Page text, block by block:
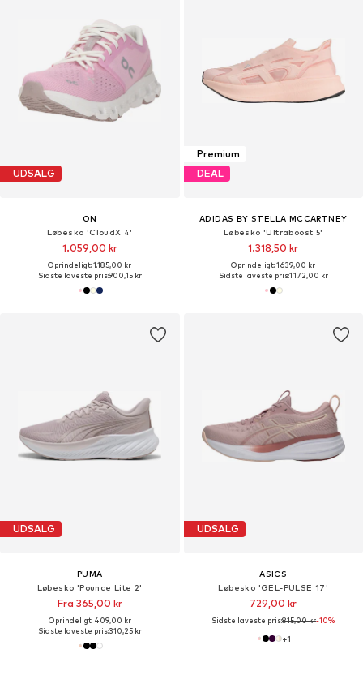
UDSALG
ON
Løbesko 'CloudX 4'
1.059,00 kr
Oprindeligt: 1.185,00 kr
Sidste laveste pris:900,15 kr
Premium
DEAL
ADIDAS BY STELLA MCCARTNEY
Løbesko 'Ultraboost 5'
1.318,50 kr
Oprindeligt: 1.639,00 kr
Sidste laveste pris:1.172,00 kr
UDSALG
PUMA
Løbesko 'Pounce Lite 2'
Fra 365,00 kr
Oprindeligt: 409,00 kr
Sidste laveste pris:310,25 kr
UDSALG
ASICS
Løbesko 'GEL-PULSE 17'
729,00 kr
Sidste laveste pris:815,00 kr-10%
+1